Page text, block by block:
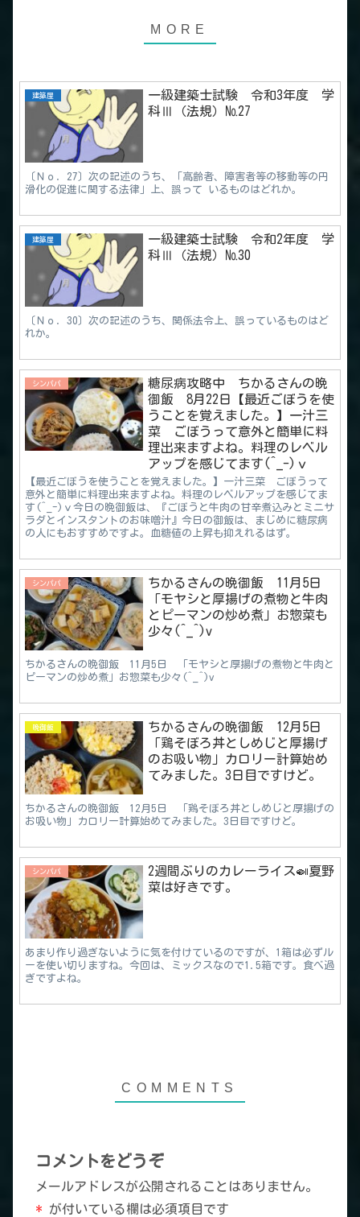
建築屋
一級建築士試験 令和3年度 学
科Ⅲ（法規）№27
〔Ｎｏ．27〕次の記述のうち、「高齢者、障害者等の移動等の円
滑化の促進に関する法律」上、誤って いるものはどれか。
建築屋
一級建築士試験 令和2年度 学
科Ⅲ（法規）№30
〔Ｎｏ．30〕次の記述のうち、関係法令上、誤っているものはど
れか。
シンパパ
糖尿病攻略中 ちかるさんの晩
御飯 8月22日【最近ごぼうを使
うことを覚えました。】一汁三
菜 ごぼうって意外と簡単に料
理出来ますよね。料理のレベル
アップを感じてます(^_-)ｖ
【最近ごぼうを使うことを覚えました。】一汁三菜 ごぼうって
意外と簡単に料理出来ますよね。料理のレベルアップを感じてま
す(^_-)ｖ今日の晩御飯は、『ごぼうと牛肉の甘辛煮込みとミニサ
ラダとインスタントのお味噌汁』今日の御飯は、まじめに糖尿病
の人にもおすすめですよ。血糖値の上昇も抑えれるはず。
シンパパ
ちかるさんの晩御飯 11月5日
「モヤシと厚揚げの煮物と牛肉
とピーマンの炒め煮」お惣菜も
少々(^_^)v
ちかるさんの晩御飯 11月5日 「モヤシと厚揚げの煮物と牛肉と
ピーマンの炒め煮」お惣菜も少々(^_^)v
晩御飯
ちかるさんの晩御飯 12月5日
「鶏そぼろ丼としめじと厚揚げ
のお吸い物」カロリー計算始め
てみました。3日目ですけど。
ちかるさんの晩御飯 12月5日 「鶏そぼろ丼としめじと厚揚げの
お吸い物」カロリー計算始めてみました。3日目ですけど。
シンパパ
2週間ぶりのカレーライス🍛夏野
菜は好きです。
あまり作り過ぎないように気を付けているのですが、1箱は必ずル
ーを使い切りますね。今回は、ミックスなので1.5箱です。食べ過
ぎですよね。
コメントをどうぞ
メールアドレスが公開されることはありません。
* が付いている欄は必須項目です